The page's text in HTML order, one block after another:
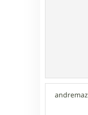
andremaz